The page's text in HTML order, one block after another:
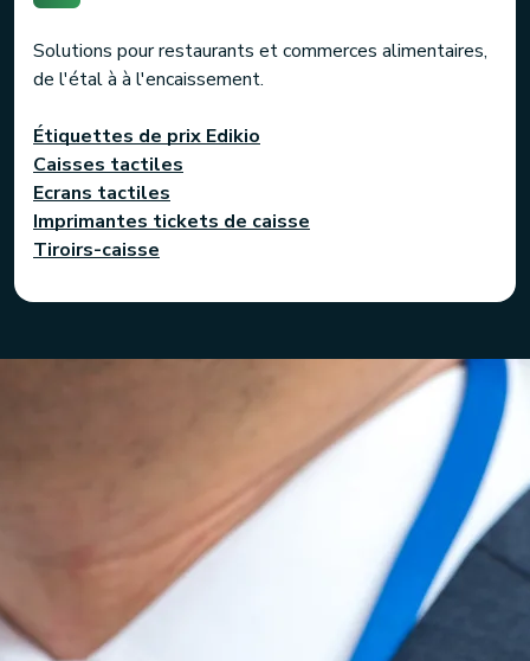
Solutions pour restaurants et commerces alimentaires,
de l'étal à à l'encaissement.
Étiquettes de prix Edikio
Caisses tactiles
Ecrans tactiles
Imprimantes tickets de caisse
Tiroirs-caisse